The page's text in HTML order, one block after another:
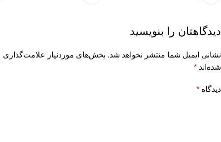
دیدگاهتان را بنویسید
نشانی ایمیل شما منتشر نخواهد شد. بخش‌های موردنیاز علامت‌گذاری
شده‌اند *
دیدگاه *